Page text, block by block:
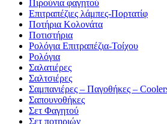
Πιρούνια φαγητού
Επιτραπέζιες λάμπες-Πορτατίφ
Ποτήρια Κολονάτα
Ποτιστήρια
Ρολόγια Επιτραπέζια-Τοίχου
Ρολόγια
Σαλατιέρες
Σαλτσιέρες
Σαμπανιέρες – Παγοθήκες –
Σαπουνοθήκες
Σετ Φαγητού
Σετ ποτηριών